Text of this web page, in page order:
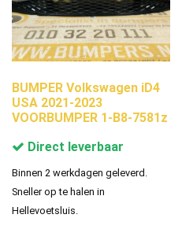
BUMPER Volkswagen iD4
USA 2021-2023
VOORBUMPER 1-B8-7581z
Direct leverbaar
Binnen 2 werkdagen geleverd.
Sneller op te halen in
Hellevoetsluis.